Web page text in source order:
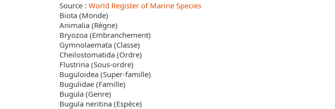
Source : World Register of Marine Species
Biota (Monde)
Animalia (Règne)
Bryozoa (Embranchement)
Gymnolaemata (Classe)
Cheilostomatida (Ordre)
Flustrina (Sous-ordre)
Buguloidea (Super-famille)
Bugulidae (Famille)
Bugula (Genre)
Bugula neritina (Espèce)